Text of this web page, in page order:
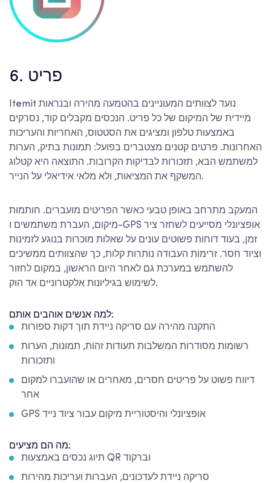
6. פריט
Itemit נועד לצוותים המעוניינים בהטמעה מהירה ובנראות
מיידית של המיקום של כל פריט. הנכסים מקבלים קוד, נסרקים
באמצעות טלפון ומציגים את הסטטוס, האחריות והעריכות
האחרונות. פרטים קטנים מצטברים בפועל: תמונות בתיק, הערות
למשתמש הבא, תזכורות לבדיקות הקרובות. התוצאה היא קטלוג
המשקף את המציאות, ולא מלאי אידיאלי על הנייר.
המעקב מתרחב באופן טבעי כאשר הפריטים מועברים. חותמות
מיקום, העברת משתמשים ו-GPS אופציונלי מסייעים לשחזר ציר
זמן, בעוד דוחות פשוטים עונים על שאלות מוכרות בנוגע לזמינות
וציוד חסר. זרימות העבודה נותרות קלות, כך שהצוותים ממשיכים
להשתמש במערכת גם לאחר היום הראשון, במקום לחזור
לשימוש בגיליונות אלקטרוניים אד הוק.
למה אנשים אוהבים אותם:
התקנה מהירה עם סריקה ניידת תוך דקות ספורות
רשומות מסודרות המשלבות תעודות זהות, תמונות, הערות
ותזכורות
דיווח פשוט על פריטים חסרים, מאחרים או שהועברו למקום
אחר
GPS אופציונלי והיסטוריית מיקום עבור ציוד נייד
מה הם מציעים:
תיוג נכסים באמצעות QR וברקוד
סריקה ניידת לעדכונים, העברות ועריכות מהירות